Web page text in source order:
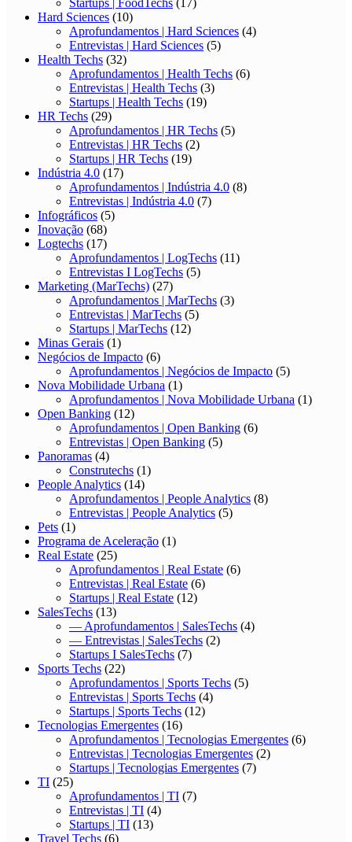
Hard Sciences (10)
Aprofundamentos | Hard Sciences (4)
Entrevistas | Hard Sciences (5)
Health Techs (32)
Aprofundamentos | Health Techs (6)
Entrevistas | Health Techs (3)
Startups | Health Techs (19)
HR Techs (29)
Aprofundamentos | HR Techs (5)
Entrevistas | HR Techs (2)
Startups | HR Techs (19)
Indústria 4.0 (17)
Aprofundamentos | Indústria 4.0 (8)
Entrevistas | Indústria 4.0 (7)
Infográficos (5)
Inovação (68)
Logtechs (17)
Aprofundamentos | LogTechs (11)
Entrevistas I LogTechs (5)
Marketing (MarTechs) (27)
Aprofundamentos | MarTechs (3)
Entrevistas | MarTechs (5)
Startups | MarTechs (12)
Minas Gerais (1)
Negócios de Impacto (6)
Aprofundamentos | Negócios de Impacto (5)
Nova Mobilidade Urbana (1)
Aprofundamentos | Nova Mobilidade Urbana (1)
Open Banking (12)
Aprofundamentos | Open Banking (6)
Entrevistas | Open Banking (5)
Panoramas (4)
Construtechs (1)
People Analytics (14)
Aprofundamentos | People Analytics (8)
Entrevistas | People Analytics (5)
Pets (1)
Programa de Aceleração (1)
Real Estate (25)
Aprofundamentos | Real Estate (6)
Entrevistas | Real Estate (6)
Startups | Real Estate (12)
SalesTechs (13)
— Aprofundamentos | SalesTechs (4)
— Entrevistas | SalesTechs (2)
Startups I SalesTechs (7)
Sports Techs (22)
Aprofundamentos | Sports Techs (5)
Entrevistas | Sports Techs (4)
Startups | Sports Techs (12)
Tecnologias Emergentes (16)
Aprofundamentos | Tecnologias Emergentes (6)
Entrevistas | Tecnologias Emergentes (2)
Startups | Tecnologias Emergentes (7)
TI (25)
Aprofundamentos | TI (7)
Entrevistas | TI (4)
Startups | TI (13)
Travel Techs (6)